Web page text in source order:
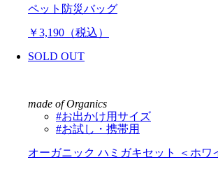
ペット防災バッグ
￥3,190（税込）
SOLD OUT
made of Organics
#お出かけ用サイズ
#お試し・携帯用
オーガニック ハミガキセット ＜ホワ